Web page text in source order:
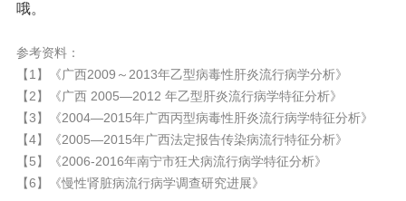
哦。
参考资料：
【1】《广西2009～2013年乙型病毒性肝炎流行病学分析》
【2】《广西 2005—2012 年乙型肝炎流行病学特征分析》
【3】《2004—2015年广西丙型病毒性肝炎流行病学特征分析》
【4】《2005—2015年广西法定报告传染病流行特征分析》
【5】《2006-2016年南宁市狂犬病流行病学特征分析》
【6】《慢性肾脏病流行病学调查研究进展》